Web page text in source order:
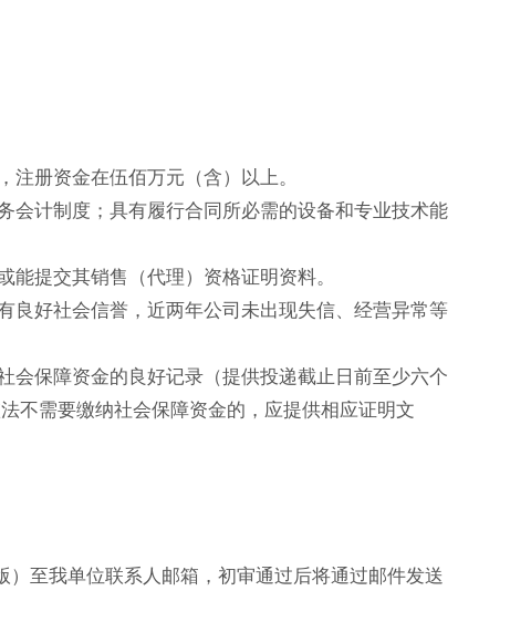
册资金在伍佰万元（含）以上。
会计制度；具有履行合同所必需的设备和专业技术能
提交其销售（代理）资格证明资料。
良好社会信誉，近两年公司未出现失信、经营异常等
会保障资金的良好记录（提供投递截止日前至少六个
不需要缴纳社会保障资金的，应提供相应证明文
至我单位联系人邮箱，初审通过后将通过邮件发送